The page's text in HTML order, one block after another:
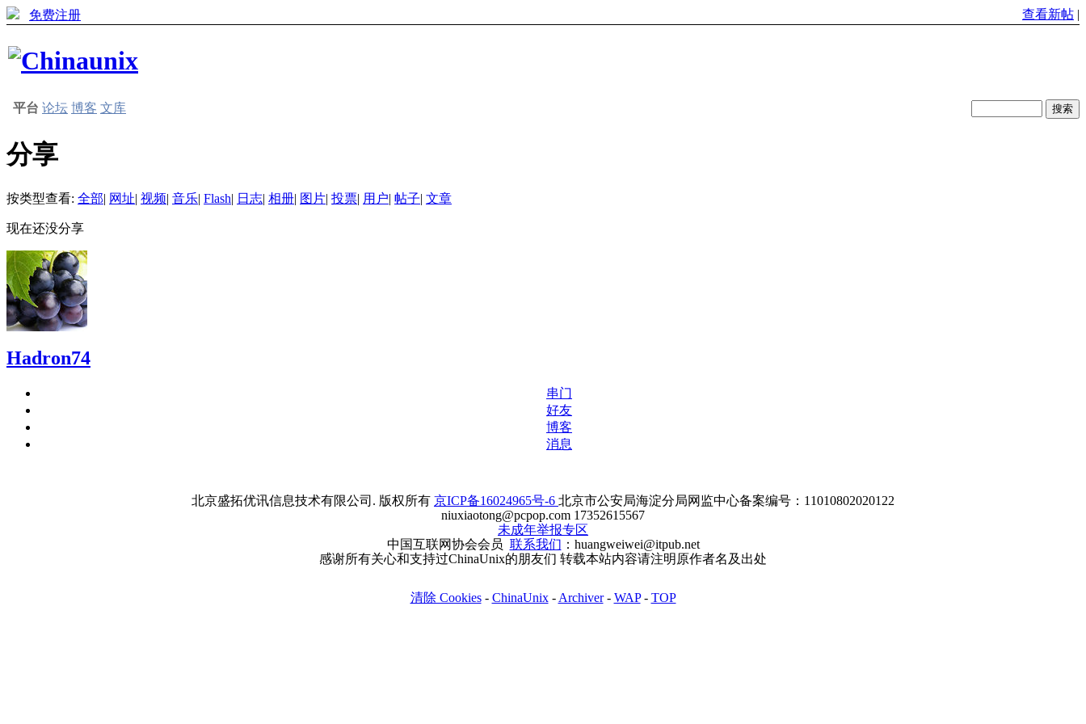
免费注册 查看新帖 |
平台 论坛 博客 文库
分享
按类型查看: 全部| 网址| 视频| 音乐| Flash| 日志| 相册| 图片| 投票| 用户| 帖子| 文章
现在还没分享
Hadron74
串门
好友
博客
消息
北京盛拓优讯信息技术有限公司. 版权所有 京ICP备16024965号-6 北京市公安局海淀分局网监中心备案编号：11010802020122
niuxiaotong@pcpop.com 17352615567
未成年举报专区
中国互联网协会会员 联系我们 ：huangweiwei@itpub.net
感谢所有关心和支持过ChinaUnix的朋友们 转载本站内容请注明原作者名及出处
清除 Cookies- ChinaUnix- Archiver- WAP- TOP